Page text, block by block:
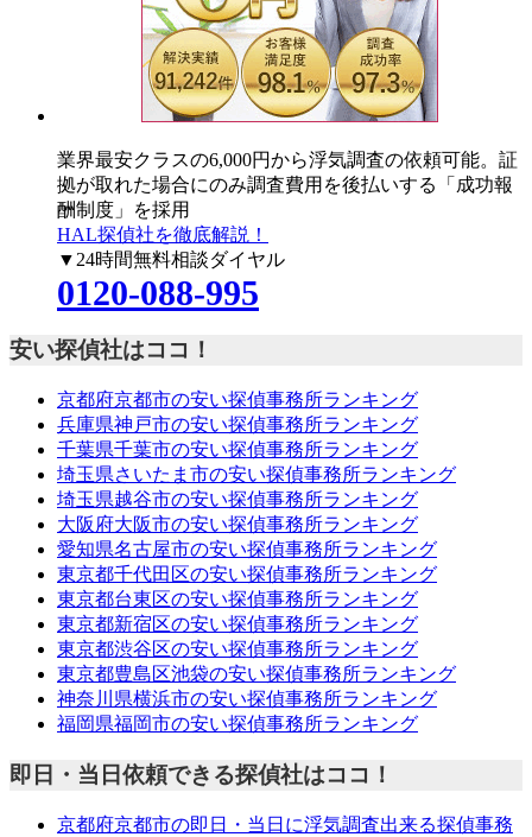
業界最安クラスの6,000円から浮気調査の依頼可能。証
拠が取れた場合にのみ調査費用を後払いする「成功報
酬制度」を採用
HAL探偵社を徹底解説！
▼24時間無料相談ダイヤル
0120-088-995
安い探偵社はココ！
京都府京都市の安い探偵事務所ランキング
兵庫県神戸市の安い探偵事務所ランキング
千葉県千葉市の安い探偵事務所ランキング
埼玉県さいたま市の安い探偵事務所ランキング
埼玉県越谷市の安い探偵事務所ランキング
大阪府大阪市の安い探偵事務所ランキング
愛知県名古屋市の安い探偵事務所ランキング
東京都千代田区の安い探偵事務所ランキング
東京都台東区の安い探偵事務所ランキング
東京都新宿区の安い探偵事務所ランキング
東京都渋谷区の安い探偵事務所ランキング
東京都豊島区池袋の安い探偵事務所ランキング
神奈川県横浜市の安い探偵事務所ランキング
福岡県福岡市の安い探偵事務所ランキング
即日・当日依頼できる探偵社はココ！
京都府京都市の即日・当日に浮気調査出来る探偵事務